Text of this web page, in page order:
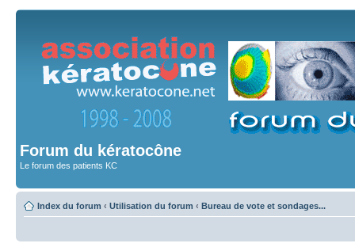
Forum du kératocône
Le forum des patients KC
Index du forum ‹ Utilisation du forum ‹ Bureau de vote et sondages...